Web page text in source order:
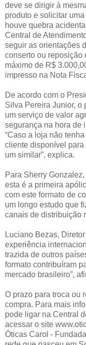
deve se dirigir à
produto e solicitar
houve quebra
Central de
seguir as orientações
conserto ou reposição
máximo de R$
impresso na Nota
De acordo com o
Silva Pereira Junior, o
um serviço de valor
segurança na hora de
“Caso a loja não
cliente disponível
um similar”, explica.
Para Sherry
esta é a primeira
com este formato de
um longo estudo que
canais de distribuição
Luciano Bezas,
experiência
trazida de outros
formato contribuíram
mercado brasileiro”,
O prazo para troca ou
compra. Para mais
pode ligar na Central
acessar o site
Óticas Carol -